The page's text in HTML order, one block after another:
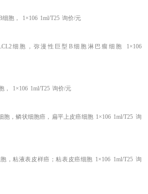
细胞， 1×106 1ml/T25 询价/元
细胞，弥漫性巨型B细胞淋巴瘤细胞 1×106
， 1×106 1ml/T25 询价/元
胞，鳞状细胞癌，扁平上皮癌细胞 1×106 1ml/T25 询
，粘液表皮样癌；粘表皮癌细胞 1×106 1ml/T25 询